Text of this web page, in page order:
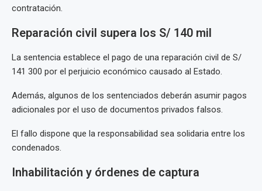
contratación.
Reparación civil supera los S/ 140 mil
La sentencia establece el pago de una reparación civil de S/
141 300 por el perjuicio económico causado al Estado.
Además, algunos de los sentenciados deberán asumir pagos
adicionales por el uso de documentos privados falsos.
El fallo dispone que la responsabilidad sea solidaria entre los
condenados.
Inhabilitación y órdenes de captura